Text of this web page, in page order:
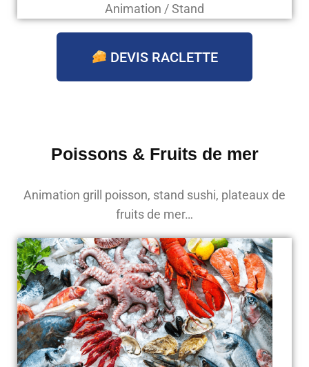
Animation / Stand
DEVIS RACLETTE
Poissons & Fruits de mer
Animation grill poisson, stand sushi, plateaux de
fruits de mer…